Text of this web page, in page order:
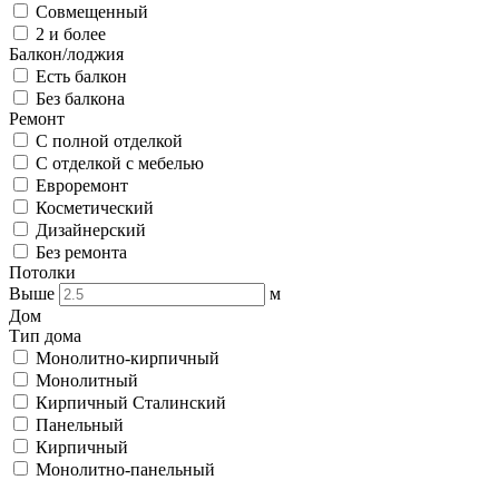
Совмещенный
2 и более
Балкон/лоджия
Есть балкон
Без балкона
Ремонт
С полной отделкой
С отделкой с мебелью
Евроремонт
Косметический
Дизайнерский
Без ремонта
Потолки
Выше
м
Дом
Тип дома
Монолитно-кирпичный
Монолитный
Кирпичный Сталинский
Панельный
Кирпичный
Монолитно-панельный